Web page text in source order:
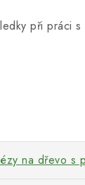
při práci s
na dřevo s